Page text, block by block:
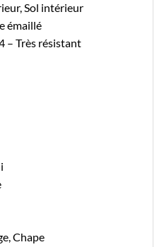
Sol intérieur
émaillé
– Très résistant
Chape